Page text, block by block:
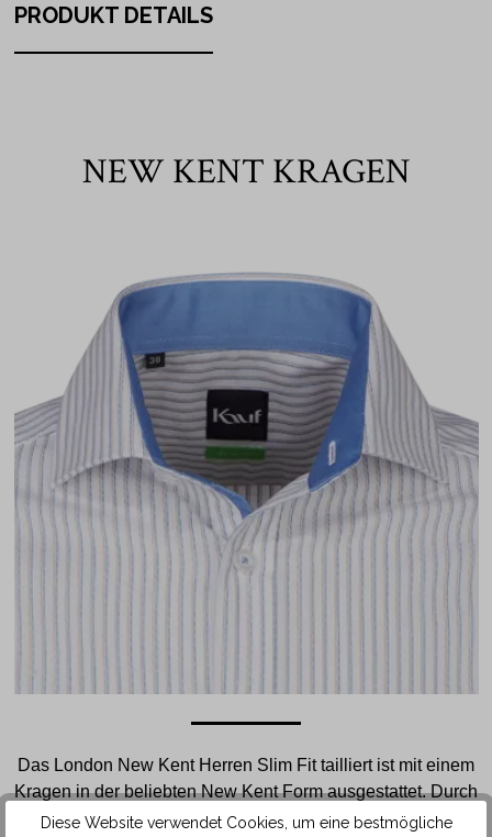
PRODUKT DETAILS
NEW KENT KRAGEN
Das London New Kent Herren Slim Fit tailliert ist mit einem
Kragen in der beliebten New Kent Form ausgestattet. Durch
die etwas weiter auseinanderliegenden Kragenspitzen lässt
Diese Website verwendet Cookies, um eine bestmögliche